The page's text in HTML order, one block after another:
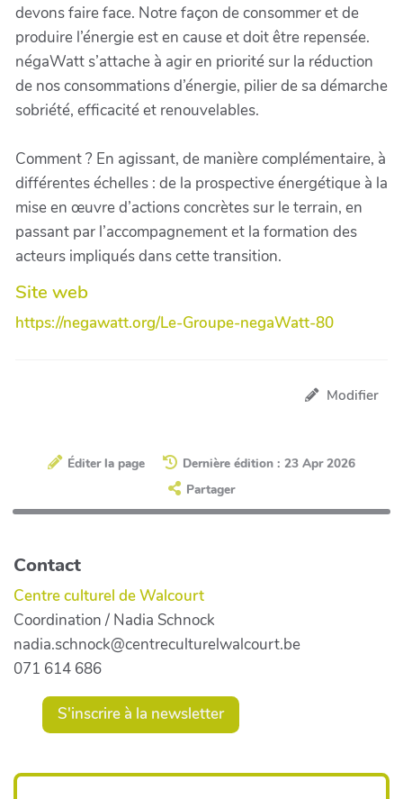
devons faire face. Notre façon de consommer et de
produire l’énergie est en cause et doit être repensée.
négaWatt s’attache à agir en priorité sur la réduction
de nos consommations d’énergie, pilier de sa démarche
sobriété, efficacité et renouvelables.
Comment ? En agissant, de manière complémentaire, à
différentes échelles : de la prospective énergétique à la
mise en œuvre d’actions concrètes sur le terrain, en
passant par l’accompagnement et la formation des
acteurs impliqués dans cette transition.
Site web
https://negawatt.org/Le-Groupe-negaWatt-80
Modifier
Éditer la page
Dernière édition : 23 Apr 2026
Partager
Contact
Centre culturel de Walcourt
Coordination / Nadia Schnock
nadia.schnock@centreculturelwalcourt.be
071 614 686
S'inscrire à la newsletter